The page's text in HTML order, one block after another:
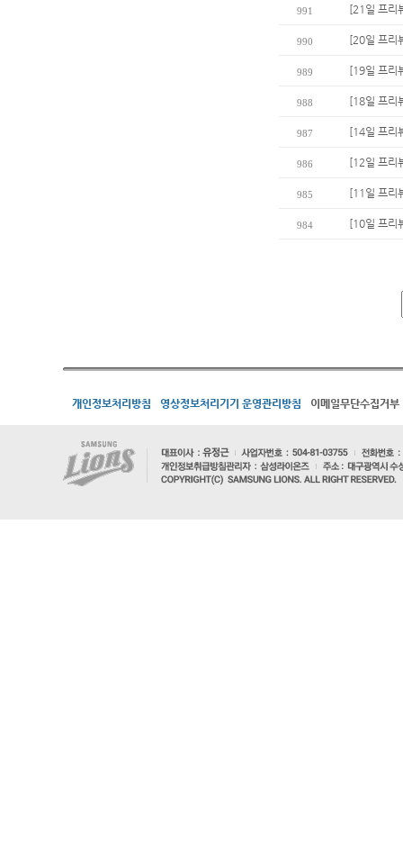
991 [21일 프리
990 [20일 프리
989 [19일 프리
988 [18일 프리
987 [14일 프리
986 [12일 프리
985 [11일 프리
984 [10일 프리
개인정보처리방침 영상정보처리기기 운영관리방침 이메일무단수집거부